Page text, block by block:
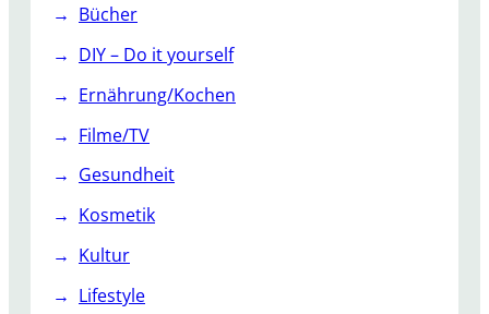
Bücher
DIY – Do it yourself
Ernährung/Kochen
Filme/TV
Gesundheit
Kosmetik
Kultur
Lifestyle